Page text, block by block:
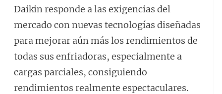
Daikin responde a las exigencias del
mercado con nuevas tecnologías diseñadas
para mejorar aún más los rendimientos de
todas sus enfriadoras, especialmente a
cargas parciales, consiguiendo
rendimientos realmente espectaculares.